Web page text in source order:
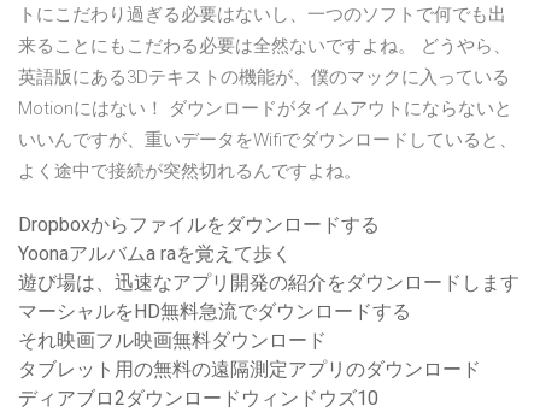
トにこだわり過ぎる必要はないし、一つのソフトで何でも出
来ることにもこだわる必要は全然ないですよね。 どうやら、
英語版にある3Dテキストの機能が、僕のマックに入っている
Motionにはない！ ダウンロードがタイムアウトにならないと
いいんですが、重いデータをWifiでダウンロードしていると、
よく途中で接続が突然切れるんですよね。
Dropboxからファイルをダウンロードする
Yoonaアルバムa raを覚えて歩く
遊び場は、迅速なアプリ開発の紹介をダウンロードします
マーシャルをHD無料急流でダウンロードする
それ映画フル映画無料ダウンロード
タブレット用の無料の遠隔測定アプリのダウンロード
ディアブロ2ダウンロードウィンドウズ10